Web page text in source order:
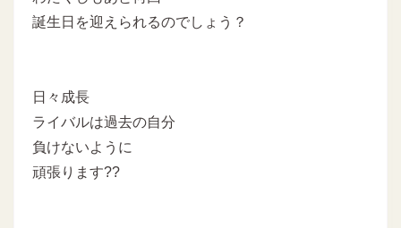
誕生日を迎えられるのでしょう？
日々成長
ライバルは過去の自分
負けないように
頑張ります??